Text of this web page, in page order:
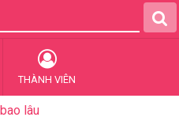
THÀNH VIÊN
lâu